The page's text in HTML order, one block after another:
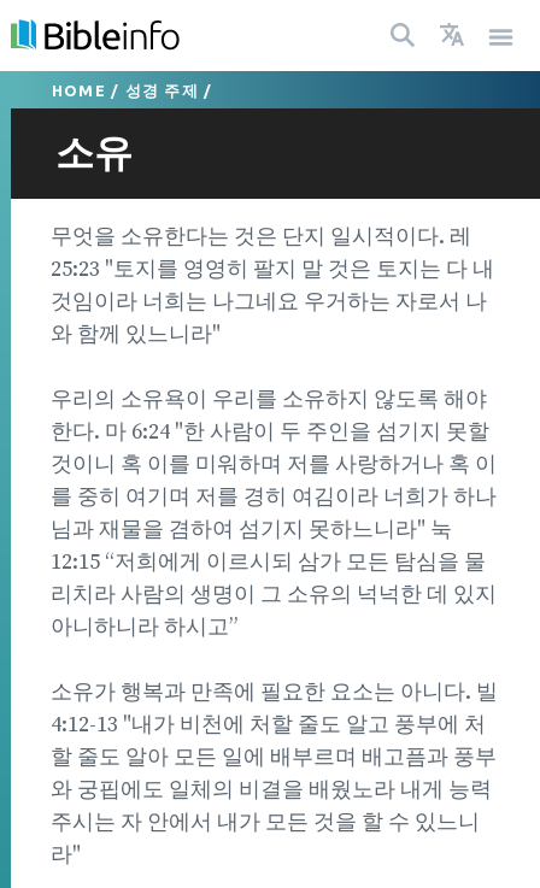
HOME / 성경 주제 /
소유
무엇을 소유한다는 것은 단지 일시적이다. 레
25:23 "토지를 영영히 팔지 말 것은 토지는 다 내
것임이라 너희는 나그네요 우거하는 자로서 나
와 함께 있느니라"
우리의 소유욕이 우리를 소유하지 않도록 해야
한다. 마 6:24 "한 사람이 두 주인을 섬기지 못할
것이니 혹 이를 미워하며 저를 사랑하거나 혹 이
를 중히 여기며 저를 경히 여김이라 너희가 하나
님과 재물을 겸하여 섬기지 못하느니라" 눅
12:15 “저희에게 이르시되 삼가 모든 탐심을 물
리치라 사람의 생명이 그 소유의 넉넉한 데 있지
아니하니라 하시고”
소유가 행복과 만족에 필요한 요소는 아니다. 빌
4:12-13 "내가 비천에 처할 줄도 알고 풍부에 처
할 줄도 알아 모든 일에 배부르며 배고픔과 풍부
와 궁핍에도 일체의 비결을 배웠노라 내게 능력
주시는 자 안에서 내가 모든 것을 할 수 있느니
라"